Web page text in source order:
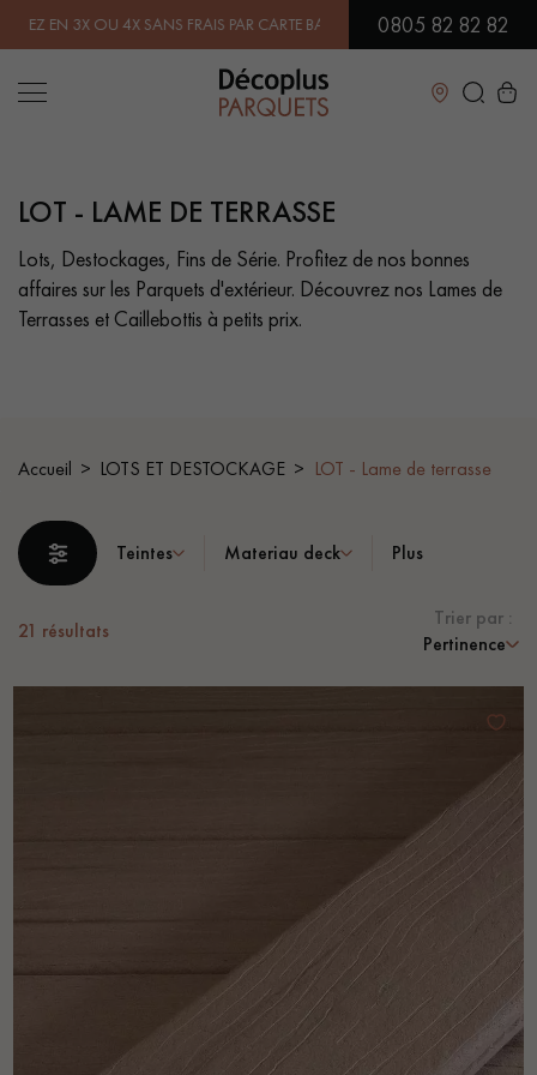
SANS FRAIS PAR CARTE BANCAIRE.EN SAVOIR PLUS | PROFITEZ
0805 82 82 82
Fermer
LES RECHERCHES LES PLUS COURANTES
PARQUET MASSIF
PARQUET CONTRECOLLÉ -
PARQUET VIEILLI PARQUET FUMÉ
PARQUET EN CHÊNE
D'INTÉRIEUR
VOUS AVEZ UN PROJET ?
Nos experts sont à votre disposition pour vous guider pas à
pas dans le choix et la pose de votre parquet.
LOT - LAME DE TERRASSE
Lots, Destockages, Fins de Série. Profitez de nos bonnes
affaires sur les Parquets d'extérieur. Découvrez nos Lames de
Terrasses et Caillebottis à petits prix.
Accueil LOTS ET DESTOCKAGE LOT - Lame de terrasse
Teintes Materiau deck Plus
21 résultats
Trier par :
Pertinence